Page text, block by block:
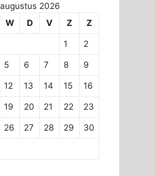
augustus 2026
W D V Z Z
1 2
5 6 7 8 9
12 13 14 15 16
19 20 21 22 23
26 27 28 29 30